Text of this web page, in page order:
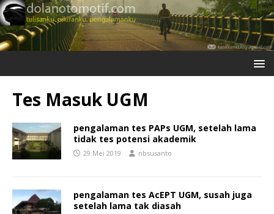
Tes Masuk UGM
pengalaman tes PAPs UGM, setelah lama
tidak tes potensi akademik
29 Mei 2019 nbsusanto
pengalaman tes AcEPT UGM, susah juga
setelah lama tak diasah